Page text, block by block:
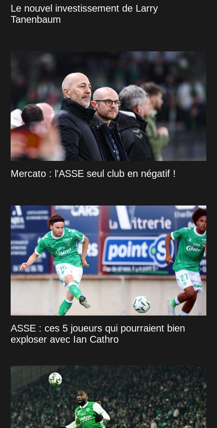
Le nouvel investissement de Larry
Tanenbaum
Mercato : l'ASSE seul club en négatif !
ASSE : ces 5 joueurs qui pourraient bien
exploser avec Ian Cathro